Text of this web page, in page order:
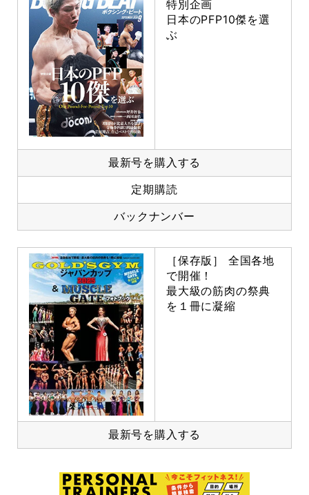
特別企画
日本のPFP10傑を選
ぶ
最新号を購入する
定期購読
バックナンバー
［保存版］ 全国各地
で開催！
最大級の筋肉の祭典
を１冊に凝縮
最新号を購入する